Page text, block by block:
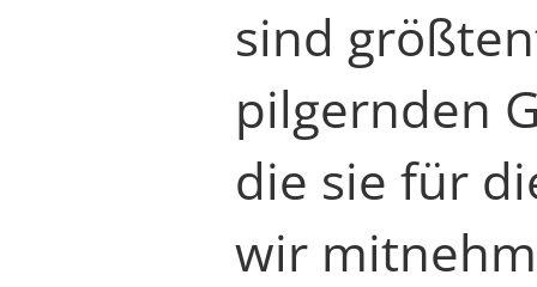
sind
pilgernden
die sie für
wir